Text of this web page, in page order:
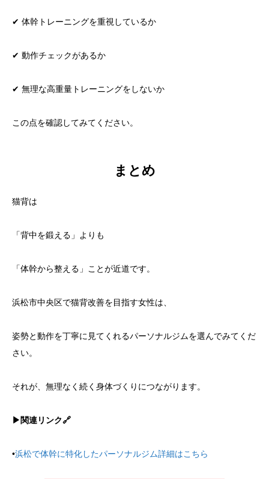
✔ 体幹トレーニングを重視しているか
✔ 動作チェックがあるか
✔ 無理な高重量トレーニングをしないか
この点を確認してみてください。
まとめ
猫背は
「背中を鍛える」よりも
「体幹から整える」ことが近道です。
浜松市中央区で猫背改善を目指す女性は、
姿勢と動作を丁寧に見てくれるパーソナルジムを選んでみてくだ
さい。
それが、無理なく続く身体づくりにつながります。
▶︎関連リンク🔗
•浜松で体幹に特化したパーソナルジム詳細はこちら